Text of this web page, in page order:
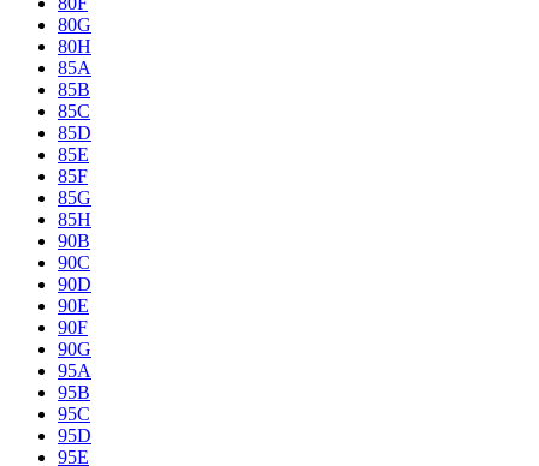
80G
80H
85A
85B
85C
85D
85E
85F
85G
85H
90B
90C
90D
90E
90F
90G
95A
95B
95C
95D
95E